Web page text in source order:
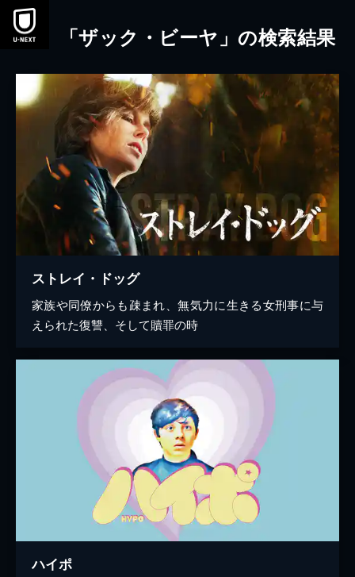
本文へスキップ
「ザック・ビーヤ」の検索結果
ストレイ・ドッグ
家族や同僚からも疎まれ、無気力に生きる女刑事に与
えられた復讐、そして贖罪の時
ハイポ